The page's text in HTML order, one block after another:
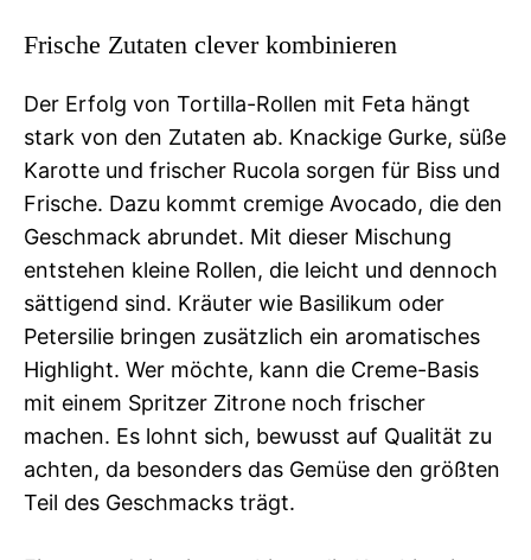
Frische Zutaten clever kombinieren
Der Erfolg von Tortilla-Rollen mit Feta hängt
stark von den Zutaten ab. Knackige Gurke, süße
Karotte und frischer Rucola sorgen für Biss und
Frische. Dazu kommt cremige Avocado, die den
Geschmack abrundet. Mit dieser Mischung
entstehen kleine Rollen, die leicht und dennoch
sättigend sind. Kräuter wie Basilikum oder
Petersilie bringen zusätzlich ein aromatisches
Highlight. Wer möchte, kann die Creme-Basis
mit einem Spritzer Zitrone noch frischer
machen. Es lohnt sich, bewusst auf Qualität zu
achten, da besonders das Gemüse den größten
Teil des Geschmacks trägt.